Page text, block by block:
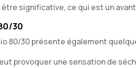
significative, ce qui est un
30
80/30 présente également
provoquer une sensation de